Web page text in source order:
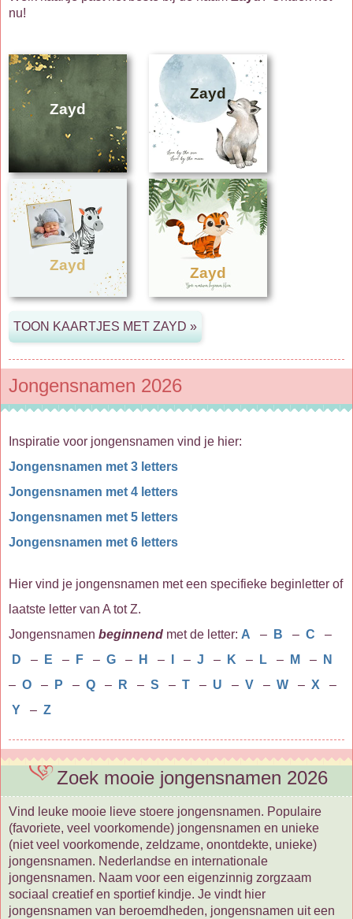
nu!
Zayd
Zayd
Zayd Zayd
Jongensnamen 2026
Inspiratie voor jongensnamen vind je hier:
Jongensnamen met 3 letters
Jongensnamen met 4 letters
Jongensnamen met 5 letters
Jongensnamen met 6 letters
Hier vind je jongensnamen met een specifieke beginletter of
laatste letter van A tot Z.
Jongensnamen beginnend met de letter: A – B – C
–
D
– E – F – G – H – – J – K – L – M –
N
– O – P – Q – R – S – T – U – V – W – X
–
Y
– Z
Zoek mooie jongensnamen 2026
Vind leuke mooie lieve stoere jongensnamen. Populaire
(favoriete, veel voorkomende) jongensnamen en unieke
(niet veel voorkomende, zeldzame, onontdekte, unieke)
jongensnamen. Nederlandse en internationale
jongensnamen. Naam voor een eigenzinnig zorgzaam
sociaal creatief en sportief kindje. Je vindt hier
jongensnamen van beroemdheden, jongensnamen uit een